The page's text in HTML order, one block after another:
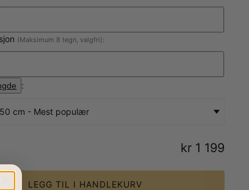
(Maksimum 8 tegn, valgfri):
:
cm - Mest populær
kr 1 199
LEGG TIL I HANDLEKURV